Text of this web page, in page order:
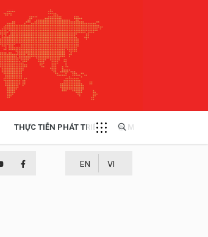
THỰC TIỄN PHÁT TRIỂN MULTIMEDIA
EN VI